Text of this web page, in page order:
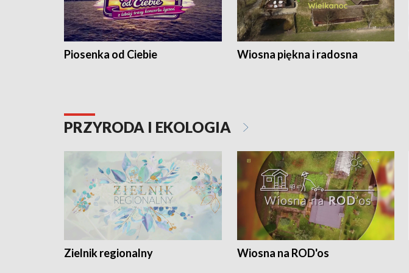
Piosenka od Ciebie Wiosna piękna i radosna
PRZYRODA I EKOLOGIA
Zielnik regionalny Wiosna na ROD'os